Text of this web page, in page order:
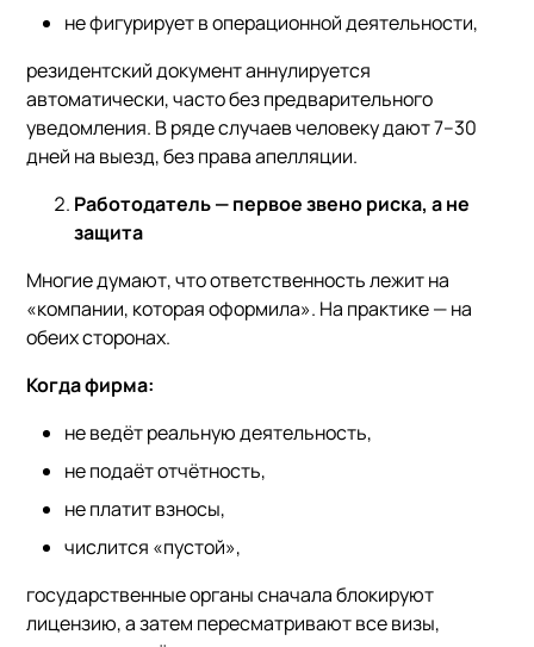
не фигурирует в операционной деятельности,
резидентский документ аннулируется
автоматически, часто без предварительного
уведомления. В ряде случаев человеку дают 7–30
дней на выезд, без права апелляции.
Работодатель — первое звено риска, а не
защита
Многие думают, что ответственность лежит на
«компании, которая оформила». На практике — на
обеих сторонах.
Когда фирма:
не ведёт реальную деятельность,
не подаёт отчётность,
не платит взносы,
числится «пустой»,
государственные органы сначала блокируют
лицензию, а затем пересматривают все визы,